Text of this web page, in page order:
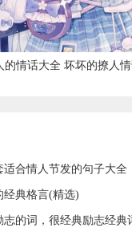
的情话大全 坏坏的撩人情
适合情人节发的句子大全
经典格言(精选)
志的词，很经典励志经典